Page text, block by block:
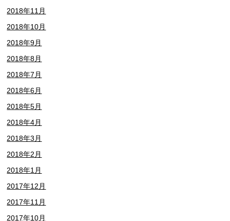
2018年11月
2018年10月
2018年9月
2018年8月
2018年7月
2018年6月
2018年5月
2018年4月
2018年3月
2018年2月
2018年1月
2017年12月
2017年11月
2017年10月